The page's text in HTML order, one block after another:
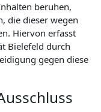
beruhen,
die dieser wegen
Hiervon erfasst
Bielefeld durch
gegen diese